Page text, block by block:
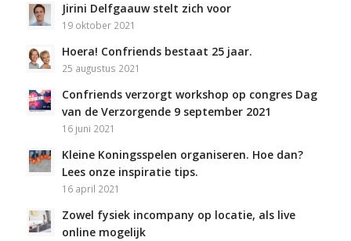
Jirini Delfgaauw stelt zich voor
19 oktober 2021
Hoera! Confriends bestaat 25 jaar.
25 augustus 2021
Confriends verzorgt workshop op congres Dag
van de Verzorgende 9 september 2021
16 juni 2021
Kleine Koningsspelen organiseren. Hoe dan?
Lees onze inspiratie tips.
16 april 2021
Zowel fysiek incompany op locatie, als live
online mogelijk